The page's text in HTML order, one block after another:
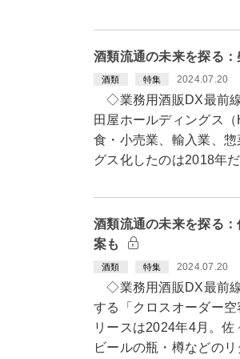
酒類流通の未来を探る
酒類 特集 2024.07.20
◇業務用酒販DX最前
田屋ホールディングス
食・小売業、輸入業、
グス化したのは2018年
酒類流通の未来を探る
案も
酒類 特集 2024.07.20
◇業務用酒販DX最前
する「クロスオーダー
リースは2024年4月。
ビールの瓶・樽などの